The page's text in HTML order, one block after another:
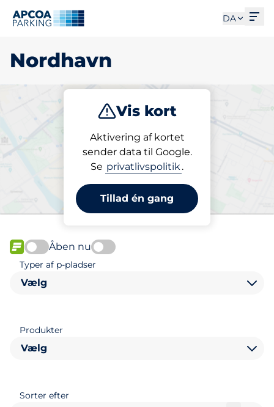
DA
Nordhavn
Vis kort
Aktivering af kortet
sender data til Google.
Se privatlivspolitik.
Tillad én gang
Abonnement
Abonner på en p-plads i
Nordhavn
FLOW
Åben nu
Typer af p-pladser
Vælg
Produkter
Vælg
Sorter efter